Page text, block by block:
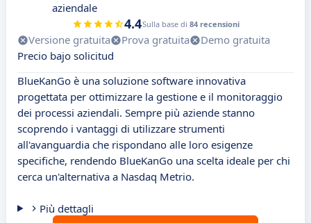
aziendale
4.4Sulla base di 84 recensioni
Versione gratuita Prova gratuita
Demo gratuita
Precio bajo solicitud
BlueKanGo è una soluzione software innovativa
progettata per ottimizzare la gestione e il monitoraggio
dei processi aziendali. Sempre più aziende stanno
scoprendo i vantaggi di utilizzare strumenti
all'avanguardia che rispondano alle loro esigenze
specifiche, rendendo BlueKanGo una scelta ideale per chi
cerca un'alternativa a Nasdaq Metrio.
Più dettagli